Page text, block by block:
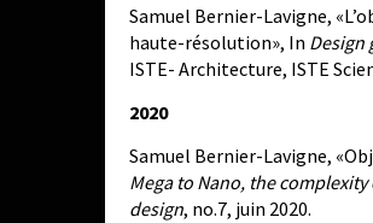
Samuel Bernier-Lavigne,
haute-résolution», In Design
ISTE- Architecture, ISTE
2020
Samuel Bernier-Lavigne,
Mega to Nano, the
design, no.7, juin 2020.